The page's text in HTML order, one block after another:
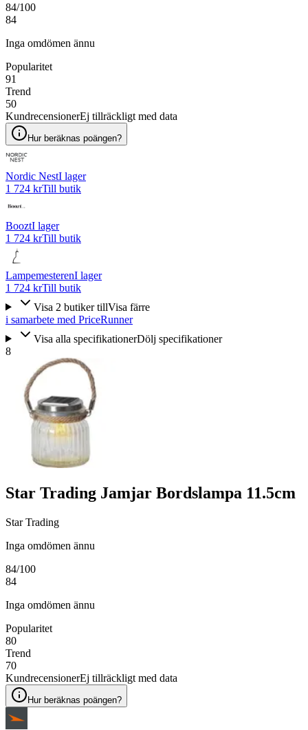
84/100
84
Inga omdömen ännu
Popularitet
91
Trend
50
KundrecensionerEj tillräckligt med data
Hur beräknas poängen?
Nordic NestI lager
1 724 krTill butik
BooztI lager
1 724 krTill butik
LampemesterenI lager
1 724 krTill butik
Visa 2 butiker tillVisa färre
i samarbete med PriceRunner
Visa alla specifikationerDölj specifikationer
8
Star Trading Jamjar Bordslampa 11.5cm
Star Trading
Inga omdömen ännu
84/100
84
Inga omdömen ännu
Popularitet
80
Trend
70
KundrecensionerEj tillräckligt med data
Hur beräknas poängen?